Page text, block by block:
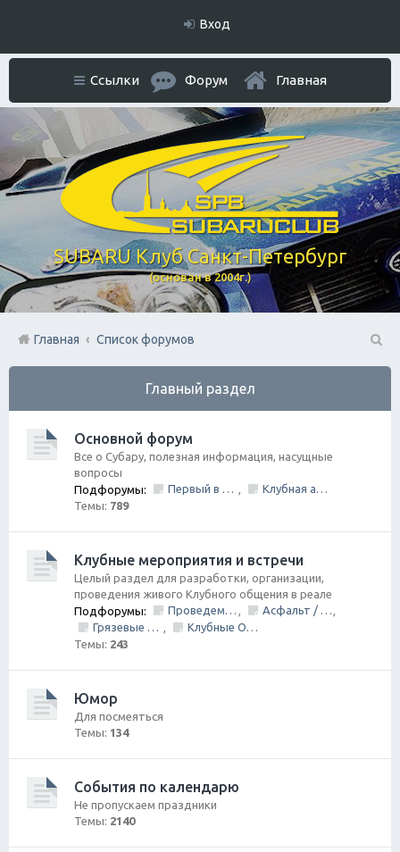
Вход
SUBARU Клуб Санкт-Петербург
(основан в 2004г.)
Ссылки Форум Главная
Главная
Список форумов
П
Главный раздел
Основной форум
Все о Субару, полезная информация, насущные
вопросы
Подфорумы:
Первый в Петербурге Subafest 2015 ,
Клубная атрибутика
Темы: 789
Клубные мероприятия и встречи
Целый раздел для разработки, организации,
проведения живого Клубного общения в реале
Подфорумы:
Проведем День Рождения Клуба, ВМЕСТЕ! , Асфальт / Грунт Покатушки
,
Грязевые покатушки/ Оффроуд
,
Клубные Ориентирования
Темы: 243
Юмор
Для посмеяться
Темы: 134
События по календарю
Не пропускаем праздники
Темы: 2140